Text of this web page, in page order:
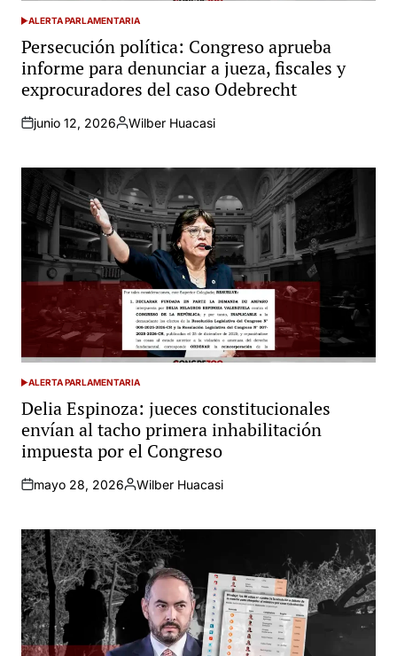
POSTED
IN
ALERTA PARLAMENTARIA
Persecución política: Congreso aprueba
informe para denunciar a jueza, fiscales y
exprocuradores del caso Odebrecht
junio 12, 2026
Posted
Wilber Huacasi
POSTED
IN
ALERTA PARLAMENTARIA
Delia Espinoza: jueces constitucionales
envían al tacho primera inhabilitación
impuesta por el Congreso
mayo 28, 2026
Posted
Wilber Huacasi